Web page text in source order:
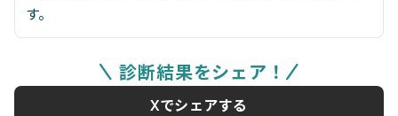
す。
診断結果をシェア！
Xでシェアする